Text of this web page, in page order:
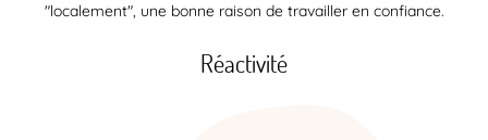
"localement", une bonne raison de travailler en confiance.
Réactivité